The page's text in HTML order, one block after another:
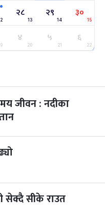
७ महिना बाँकी
७ महिना बाँकी
२८
13
२९
14
३०
15
४
20
५
21
६
22
जीवन : नदीका
सेक्दै सीके राउत